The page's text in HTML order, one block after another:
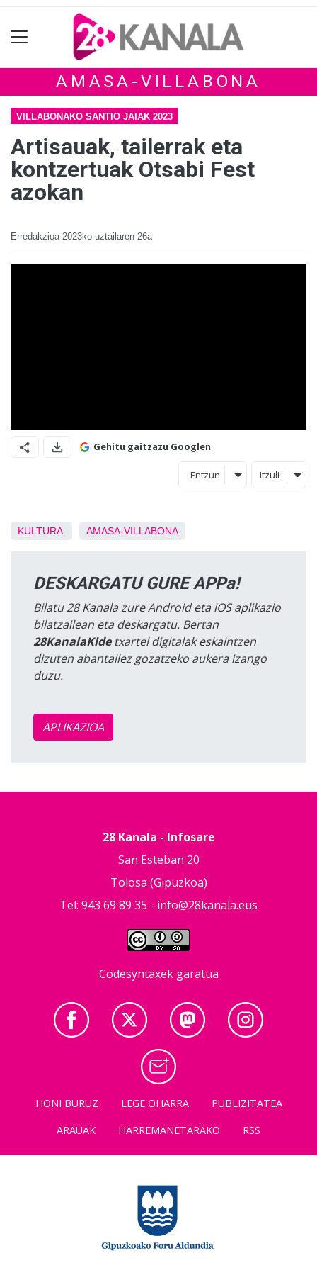
AMASA-VILLABONA
VILLABONAKO SANTIO JAIAK 2023
Artisauak, tailerrak eta
kontzertuak Otsabi Fest
azokan
Erredakzioa 2023ko uztailaren 26a
Gehitu gaitzazu Googlen
Entzun Itzuli
KULTURA AMASA-VILLABONA
DESKARGATU GURE APPa!
Bilatu 28 Kanala zure Android eta iOS aplikazio
bilatzailean eta deskargatu. Bertan
28KanalaKidetxartel digitalak eskaintzen
dizuten abantailez gozatzeko aukera izango
duzu.
APLIKAZIOA
28 Kanala - Infosare
San Esteban 20
Tolosa (Gipuzkoa)
Tel: 943 69 89 35 - info@28kanala.eus
Codesyntaxek garatua
HONI BURUZ LEGE OHARRA
PUBLIZITATEA
ARAUAK
HARREMANETARAKO RSS